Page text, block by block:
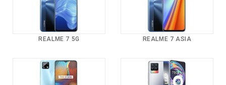
REALME 7 5G REALME 7 ASIA